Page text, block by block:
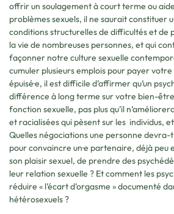
offrir un soulagement à court terme ou
problèmes sexuels, il ne saurait constituer
conditions structurelles de difficultés et de
la vie de nombreuses personnes, et qui
façonner notre culture sexuelle
cumuler plusieurs emplois pour payer
épuisé·e, il est difficile d’affirmer qu’un
différence à long terme sur votre bien-
fonction sexuelle, pas plus qu’il
et racialisées qui pèsent sur les individus,
Quelles négociations une personne
pour convaincre un·e partenaire, déjà peu
son plaisir sexuel, de prendre des
leur relation sexuelle ? Et comment les
réduire « l’écart d’orgasme » documenté
hétérosexuels ?